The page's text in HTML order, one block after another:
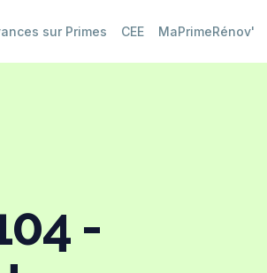
sur Primes CEE MaPrimeRénov'
-